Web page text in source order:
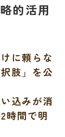
的活用
に頼らな
肢」を公
込みが消
時間で明